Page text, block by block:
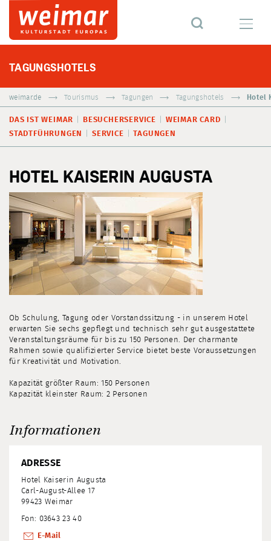
TAGUNGSHOTELS
weimar.de Tourismus Tagungen Tagungshotels Hotel
DAS IST WEIMAR BESUCHERSERVICE
WEIMAR CARD
STADTFÜHRUNGEN
SERVICE TAGUNGEN
HOTEL KAISERIN AUGUSTA
Ob Schulung, Tagung oder Vorstandssitzung - in unserem Hotel
erwarten Sie sechs gepflegt und technisch sehr gut ausgestattete
Veranstaltungsräume für bis zu 150 Personen. Der charmante
Rahmen sowie qualifizierter Service bietet beste Voraussetzungen
für Kreativität und Motivation.
Kapazität größter Raum: 150 Personen
Kapazität kleinster Raum: 2 Personen
Informationen
ADRESSE
Hotel Kaiserin Augusta
Carl-August-Allee 17
99423 Weimar
Fon: 03643 23 40
E-Mail